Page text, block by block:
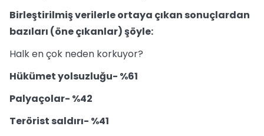
Birleştirilmiş verilerle ortaya çıkan sonuçlardan
bazıları (öne çıkanlar) şöyle:
Halk en çok neden korkuyor?
Hükümet yolsuzluğu- %61
Palyaçolar- %42
Terörist saldırı- %41